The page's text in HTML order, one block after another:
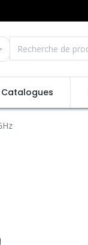
Catalogues